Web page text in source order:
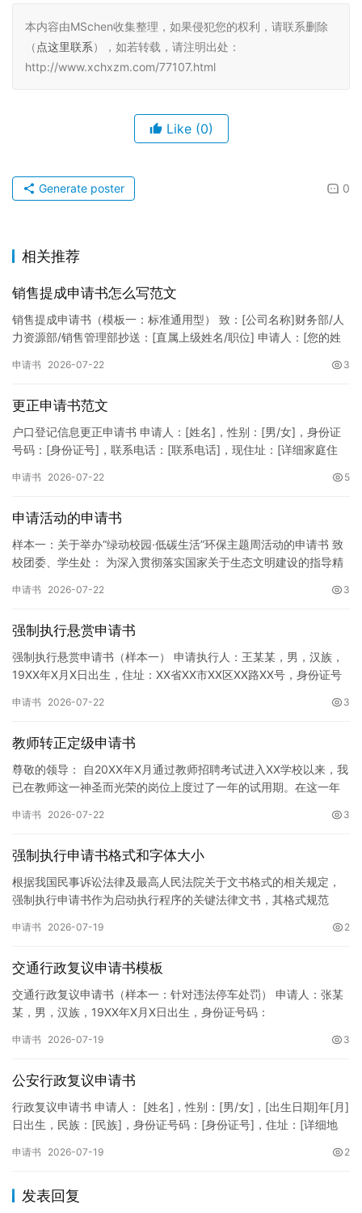
本内容由MSchen收集整理，如果侵犯您的权利，请联系删除
（ 点这里联系），如若转载，请注明出处：
http://www.xchxzm.com/77107.html
Like (0)
0
Generate poster
相关推荐
销售提成申请书怎么写范文
销售提成申请书（模板一：标准通用型） 致：[公司名称]财务部/人
力资源部/销售管理部抄送：[直属上级姓名/职位] 申请人：[您的姓
申请书 2026-07-22 3
更正申请书范文
户口登记信息更正申请书 申请人：[姓名]，性别：[男/女]，身份证
号码：[身份证号]，联系电话：[联系电话]，现住址：[详细家庭住
申请书 2026-07-22 5
申请活动的申请书
样本一：关于举办“绿动校园·低碳生活”环保主题周活动的申请书 致
校团委、学生处： 为深入贯彻落实国家关于生态文明建设的指导精
申请书 2026-07-22 3
强制执行悬赏申请书
强制执行悬赏申请书（样本一） 申请执行人：王某某，男，汉族，
19XX年X月X日出生，住址：XX省XX市XX区XX路XX号，身份证号
申请书 2026-07-22 3
教师转正定级申请书
尊敬的领导： 自20XX年X月通过教师招聘考试进入XX学校以来，我
已在教师这一神圣而光荣的岗位上度过了一年的试用期。在这一年
申请书 2026-07-22 3
强制执行申请书格式和字体大小
根据我国民事诉讼法律及最高人民法院关于文书格式的相关规定，
强制执行申请书作为启动执行程序的关键法律文书，其格式规范
纸张与…
申请书 2026-07-19 2
交通行政复议申请书模板
交通行政复议申请书（样本一：针对违法停车处罚） 申请人：张某
某，男，汉族，19XX年X月X日出生，身份证号码：
申请书 2026-07-19 3
公安行政复议申请书
行政复议申请书 申请人： [姓名]，性别：[男/女]，[出生日期]年[月]
日出生，民族：[民族]，身份证号码：[身份证号]，住址：[详细地
申请书 2026-07-19 2
发表回复